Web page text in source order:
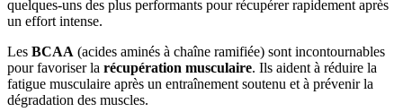
quelques-uns des plus performants pour récupérer rapidement après
un effort intense.
Les BCAA (acides aminés à chaîne ramifiée) sont incontournables
pour favoriser la récupération musculaire. Ils aident à réduire la
fatigue musculaire après un entraînement soutenu et à prévenir la
dégradation des muscles.